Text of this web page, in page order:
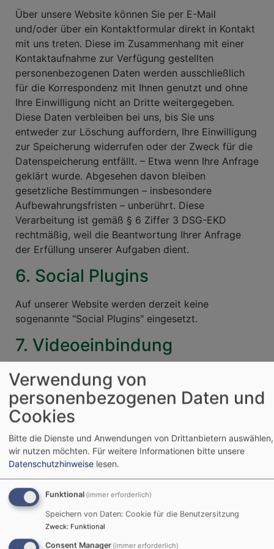
Über unsere Website können Sie per E-Mail
und/oder über ein Kontaktformular direkt in Kontakt
mit uns treten. Diese im Zusammenhang mit einer
Kontaktaufnahme zur Verfügung gestellten
personenbezogenen Daten werden ausschließlich
für die Korrespondenz mit Ihnen genutzt und ohne
Ihre Einwilligung nicht an Dritte weitergegeben.
Diese Daten verbleiben bei uns, bis Sie uns
entweder zur Löschung auffordern, Ihre Einwilligung
zur Speicherung widerrufen oder der Zweck für die
Datenspeicherung entfällt. – Etwa wenn Ihre Anfrage
geklärt wurde. Abgesehen davon bleiben
gesetzliche Bestimmungen – insbesondere
Aufbewahrungsfristen – unberührt. Diese
Verarbeitung ist gemäß § 6 Ziffer 3 DSG-EKD
rechtmäßig, weil die Beantwortung Ihrer Anfrage
der Erfüllung unserer Aufgaben dient.
6. Social Plugins
Auf unserer Website werden derzeit keine
sogenannte "Social Plugins" eingesetzt.
7. Videoeinbindung
Videoeinbindung via YouTube
Externe Inhalte, die zustimmungspflichtige
Cookies setzen oder Daten erheben, werden erst
Erst wenn ein Nutzer zustimmt, wird eine
Verbindung zu dem externen Server aufgebaut.
Auf unseren Seiten werden Videos eingebunden, die
auf der Plattform Youtube gespeichert sind und
über ein Plugin von unserer Websitenach
Einwilligung des Benutzers
2 DSG-EKD aktiviert und abgespielt werden können.
Verwendung von
personenbezogenen Daten und
Cookies
Bitte die Dienste und Anwendungen von Drittanbietern
wir nutzen möchten. Für weitere Informationen bitte unsere
Datenschutzhinweise lesen.
Funktional (immer erforderlich)
Speichern von Daten: Cookie für die Benutzersitzung
Zweck: Funktional
Consent Manager (immer erforderlich)